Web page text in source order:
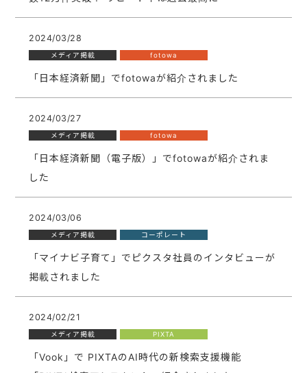
2024/03/28
メディア掲載 fotowa
「日本経済新聞」でfotowaが紹介されました
2024/03/27
メディア掲載 fotowa
「日本経済新聞（電子版）」でfotowaが紹介されま
した
2024/03/06
メディア掲載 コーポレート
「マイナビ子育て」でピクスタ社員のインタビューが
掲載されました
2024/02/21
メディア掲載 PIXTA
「Vook」で PIXTAのAI時代の新検索支援機能